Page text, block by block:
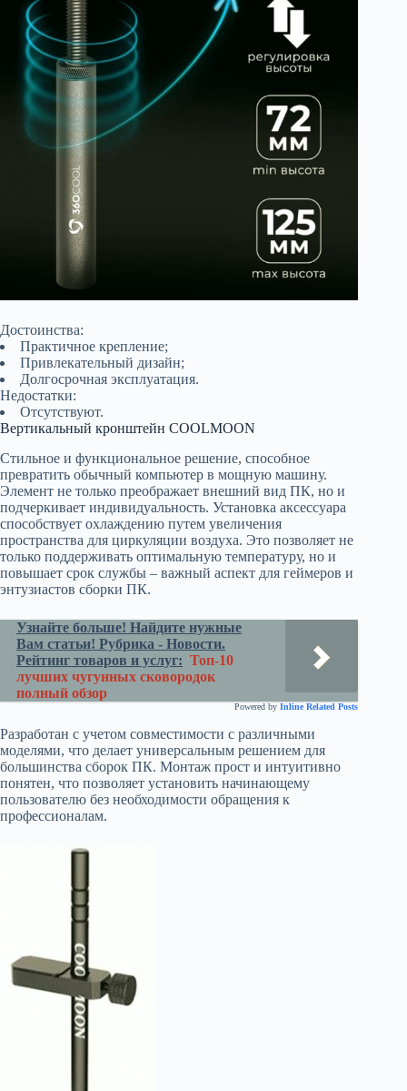
Достоинства:
Практичное крепление;
Привлекательный дизайн;
Долгосрочная эксплуатация.
Недостатки:
Отсутствуют.
Вертикальный кронштейн COOLMOON
Стильное и функциональное решение, способное
превратить обычный компьютер в мощную машину.
Элемент не только преображает внешний вид ПК, но и
подчеркивает индивидуальность. Установка аксессуара
способствует охлаждению путем увеличения
пространства для циркуляции воздуха. Это позволяет не
только поддерживать оптимальную температуру, но и
повышает срок службы – важный аспект для геймеров и
энтузиастов сборки ПК.
Узнайте больше! Найдите нужные
Вам статьи! Рубрика - Новости.
Рейтинг товаров и услуг: Топ-10
лучших чугунных сковородок
полный обзор
Powered by Inline Related Posts
Разработан с учетом совместимости с различными
моделями, что делает универсальным решением для
большинства сборок ПК. Монтаж прост и интуитивно
понятен, что позволяет установить начинающему
пользователю без необходимости обращения к
профессионалам.